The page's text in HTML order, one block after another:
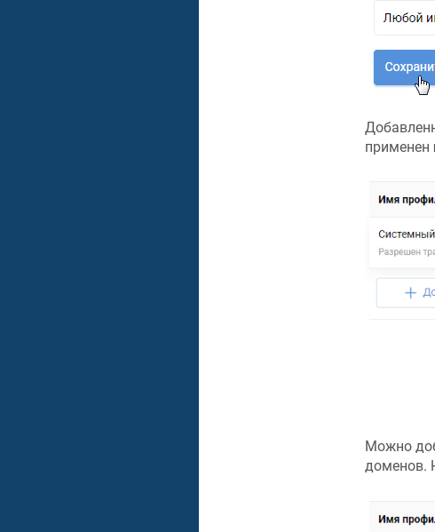
применен
Можно
доменов.